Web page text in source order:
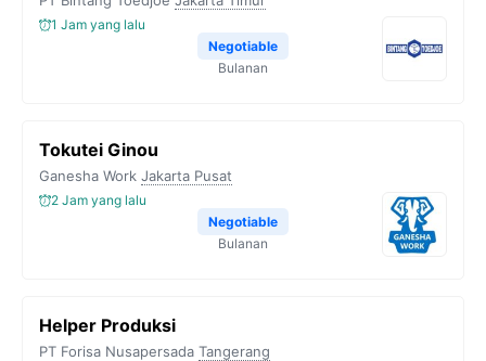
1 Jam yang lalu
Negotiable
Bulanan
Tokutei Ginou
Ganesha Work Jakarta Pusat
2 Jam yang lalu
Negotiable
Bulanan
Helper Produksi
PT Forisa Nusapersada Tangerang